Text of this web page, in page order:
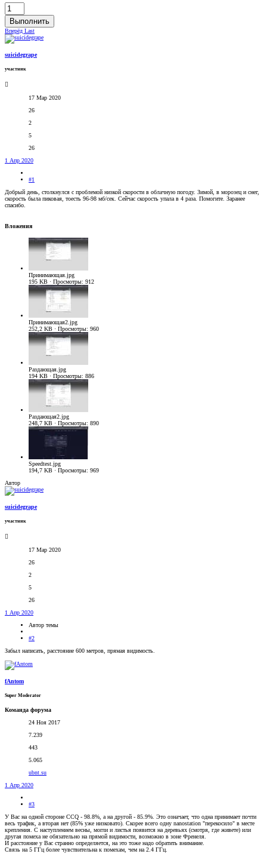
Выполнить
Вперёд Last
suicidegrape
участник
17 Мар 2020
26
2
5
26
1 Апр 2020
#1
Добрый день, столкнулся с проблемой низкой скорости в облачную погоду. Зимой, в морозец и снег,
скорость была пиковая, тоесть 96-98 мб/сек. Сейчас скорость упала в 4 раза. Помогите. Заранее
спасибо.
Вложения
Принимающая.jpg
195 KB · Просмотры: 912
Принимающая2.jpg
252,2 KB · Просмотры: 960
Раздающая.jpg
194 KB · Просмотры: 886
Раздающая2.jpg
248,7 KB · Просмотры: 890
Speedtest.jpg
194,7 KB · Просмотры: 969
Автор
suicidegrape
участник
17 Мар 2020
26
2
5
26
1 Апр 2020
Автор темы
#2
Забыл написать, расстояние 600 метров, прямая видимость.
fAntom
Super Moderator
Команда форума
24 Ноя 2017
7.239
443
5.065
ubnt.su
1 Апр 2020
#3
У Вас на одной стороне CCQ - 98.8%, а на другой - 85.9%. Это означает, что одна принимает почти
весь трафик, а вторая нет (85% уже низковато). Скорее всего одну nanostation "перекосило" в месте
крепления. С наступлением весны, могли и листья появится на деревьях (смотря, где живете) или
другая помеха не обязательно на прямой видимости, возможно в зоне Френеля.
И расстояние у Вас странно определяется, на это тоже надо обратить внимание.
Связь на 5 ГГц более чувствительна к помехам, чем на 2.4 ГГц.